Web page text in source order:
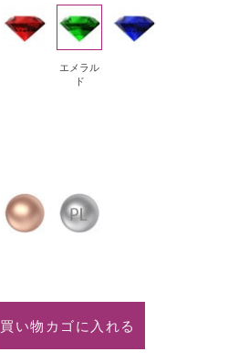
ル
ビ
エ
メ
ラ
エメラル
ド
ブ
ル
ピ
ン
ー
ル
ド
プ
ラ
買い物カゴに入れる